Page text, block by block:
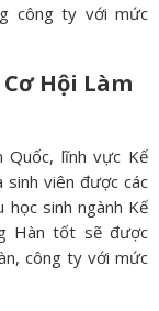
công ty với mức
Hội Làm
Quốc, lĩnh vực Kế
viên được các
sinh ngành Kế
Hàn tốt sẽ được
công ty với mức